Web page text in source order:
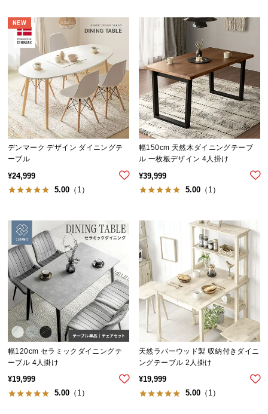
型
商
品
の
配
送
に
つ
い
の
配
送
に
つ
い
て
開
梱
設
置
サ
デンマーク デザイン ダイニングテ
ーブル
¥24,999
5.00 （1）
NEW
幅150cm 天然木ダイニングテーブ
ル 一枚板デザイン 4人掛け
¥39,999
5.00 （1）
幅120cm セラミックダイニングテ
ーブル 4人掛け
¥19,999
5.00 （1）
天然ラバーウッド製 収納付きダイニ
ングテーブル 2人掛け
¥19,999
5.00 （1）